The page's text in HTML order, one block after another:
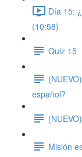
Día 15:
(10:58)
Quiz 15
español?
Misión